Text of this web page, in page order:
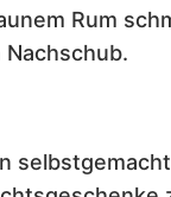
Rum